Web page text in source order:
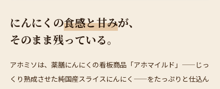
にんにくの食感と甘みが、
そのまま残っている。
アホミソは、薬膳にんにくの看板商品「アホマイルド」——じっ
くり熟成させた純国産スライスにんにく——をたっぷりと仕込ん